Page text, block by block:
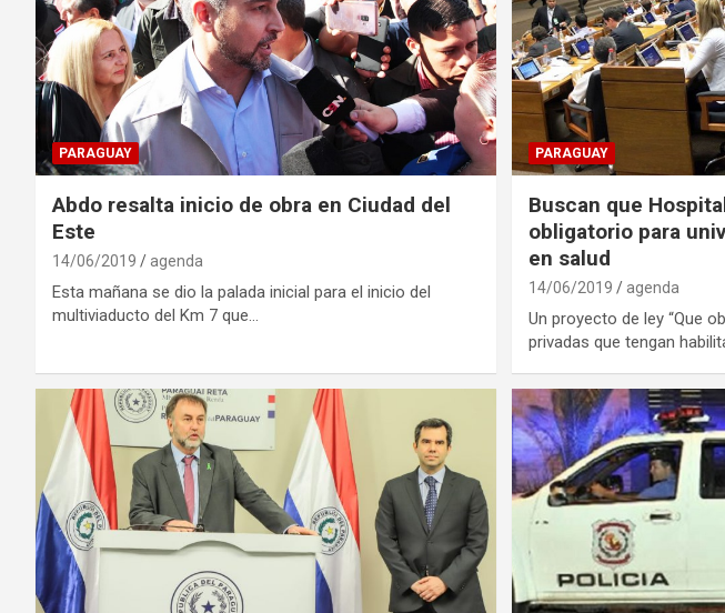
PARAGUAY
Abdo resalta inicio de obra en Ciudad del
Este
14/06/2019 agenda
Esta mañana se dio la palada inicial para el inicio del
multiviaducto del Km 7 que…
PARAGUAY
Buscan que
obligatorio para
en salud
14/06/2019 agenda
Un proyecto de ley “Que
privadas que tengan